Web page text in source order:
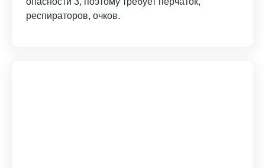
респираторов, очков.